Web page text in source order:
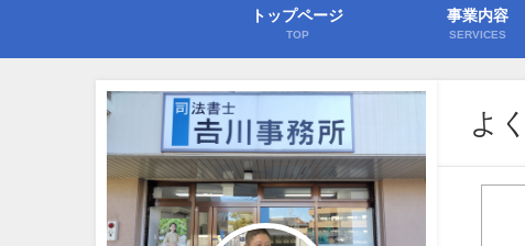
トップページ
TOP
事業内
SERVICES
よ